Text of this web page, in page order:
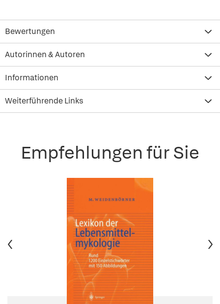
Bewertungen
Autorinnen & Autoren
Informationen
Weiterführende Links
Empfehlungen für Sie